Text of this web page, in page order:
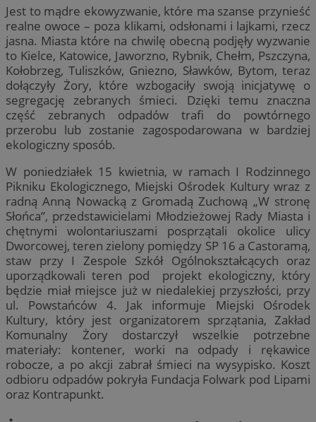
Jest to mądre ekowyzwanie, które ma szanse przynieść
realne owoce – poza klikami, odsłonami i lajkami, rzecz
jasna. Miasta które na chwilę obecną podjęły wyzwanie
to Kielce, Katowice, Jaworzno, Rybnik, Chełm, Pszczyna,
Kołobrzeg, Tuliszków, Gniezno, Sławków, Bytom, teraz
dołączyły Żory, które wzbogaciły swoją inicjatywę o
segregację zebranych śmieci. Dzięki temu znaczna
część zebranych odpadów trafi do powtórnego
przerobu lub zostanie zagospodarowana w bardziej
ekologiczny sposób.
W poniedziałek 15 kwietnia, w ramach I Rodzinnego
Pikniku Ekologicznego, Miejski Ośrodek Kultury wraz z
radną Anną Nowacką z Gromadą Zuchową „W stronę
Słońca”, przedstawicielami Młodzieżowej Rady Miasta i
chętnymi wolontariuszami posprzątali okolice ulicy
Dworcowej, teren zielony pomiędzy SP 16 a Castoramą,
staw przy I Zespole Szkół Ogólnokształcących oraz
uporządkowali teren pod projekt ekologiczny, który
będzie miał miejsce już w niedalekiej przyszłości, przy
ul. Powstańców 4. Jak informuje Miejski Ośrodek
Kultury, który jest organizatorem sprzątania, Zakład
Komunalny Żory dostarczył wszelkie potrzebne
materiały: kontener, worki na odpady i rękawice
robocze, a po akcji zabrał śmieci na wysypisko. Koszt
odbioru odpadów pokryła Fundacja Folwark pod Lipami
oraz Kontrapunkt.